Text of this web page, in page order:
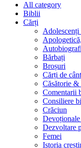
All category
Biblii
Cărți
Bărbați
Broșuri
Cărți de
Căsătorie
Comentarii
Consiliere
Crăciun
Dezvoltare
Femei
Istoria